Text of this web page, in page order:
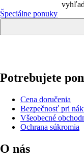
Špeciálne ponuky
Potrebujete
Cena doručenia
Bezpečnosť pri
Všeobecné
Ochrana súkromia
O nás